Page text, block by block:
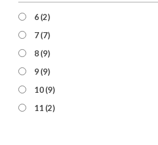
6 (2)
7 (7)
8 (9)
9 (9)
10 (9)
11 (2)